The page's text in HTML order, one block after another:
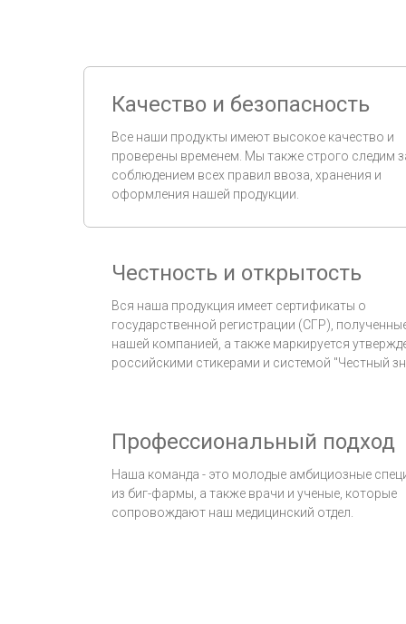
Качество и безопасность
Все наши продукты имеют высокое качество и
проверены временем. Мы также строго следим
соблюдением всех правил ввоза, хранения и
оформления нашей продукции.
Честность и открытость
Вся наша продукция имеет сертификаты о
государственной регистрации (СГР),
нашей компанией, а также маркируется
российскими стикерами и системой "Честный
Профессиональный подход
Наша команда - это молодые амбициозные
из биг-фармы, а также врачи и ученые, которые
сопровождают наш медицинский отдел.